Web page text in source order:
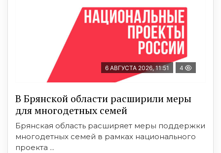
6 АВГУСТА 2026, 11:51 4
В Брянской области расширили меры
для многодетных семей
Брянская область расширяет меры поддержки
многодетных семей в рамках национального
проекта ...